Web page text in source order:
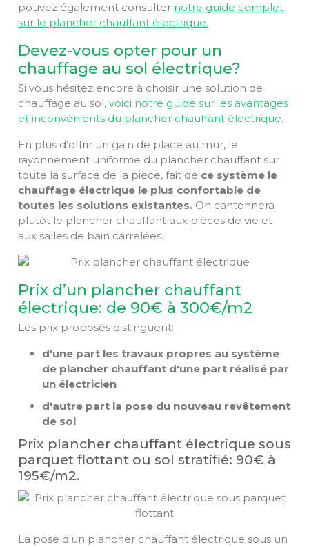
pouvez également consulter notre guide complet
sur le plancher chauffant électrique.
Devez-vous opter pour un
chauffage au sol électrique?
Si vous hésitez encore à choisir une solution de
chauffage au sol, voici notre guide sur les avantages
et inconvénients du plancher chauffant électrique.
En plus d’offrir un gain de place au mur, le
rayonnement uniforme du plancher chauffant sur
toute la surface de la pièce, fait de ce système le
chauffage électrique le plus confortable de
toutes les solutions existantes. On cantonnera
plutôt le plancher chauffant aux pièces de vie et
aux salles de bain carrelées.
Prix d’un plancher chauffant
électrique: de 90€ à 300€/m2
Les prix proposés distinguent:
d'une part les travaux propres au système
de plancher chauffant d'une part réalisé par
un électricien
d'autre part la pose du nouveau revêtement
de sol
Prix plancher chauffant électrique sous
parquet flottant ou sol stratifié: 90€ à
195€/m2.
La pose d'un plancher chauffant électrique sous un